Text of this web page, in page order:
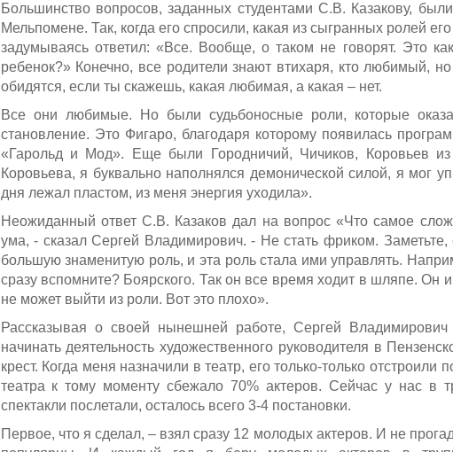
Большинство вопросов, заданных студентами С.В. Казакову,
Мельпомене. Так, когда его спросили, какая из сыгранных ролей
задумываясь ответил: «Все. Вообще, о таком не говорят. Это
ребенок?» Конечно, все родители знают втихаря, кто любимый,
обидятся, если ты скажешь, какая любимая, а какая – нет.
Все они любимые. Но были судьбоносные роли, которые
становление. Это Фигаро, благодаря которому появилась
«Гарольд и Мод». Еще были Городничий, Чичиков, Коровьев
Коровьева, я буквально наполнялся демонической силой, я мог
дня лежал пластом, из меня энергия уходила».
Неожиданный ответ С.В. Казаков дал на вопрос «Что самое
ума, - сказал Сергей Владимирович. - Не стать фриком. Заметьте,
большую знаменитую роль, и эта роль стала ими управлять.
сразу вспомните? Боярского. Так он все время ходит в шляпе. Он
не может выйти из роли. Вот это плохо».
Рассказывая о своей нынешней работе, Сергей
начинать деятельность художественного руководителя в
крест. Когда меня назначили в театр, его только-только
театра к тому моменту сбежало 70% актеров. Сейчас у нас в
спектакли послетали, осталось всего 3-4 постановки.
Первое, что я сделал, – взял сразу 12 молодых актеров. И не